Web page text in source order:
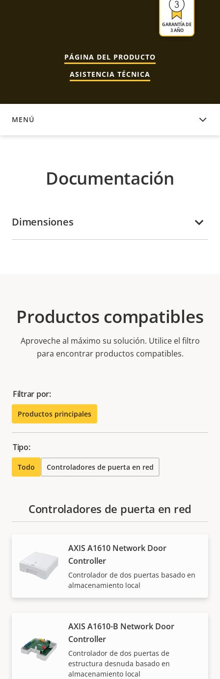
GARANTÍA DE
3 AÑO
PÁGINA DEL PRODUCTO
ASISTENCIA TÉCNICA
MENÚ
DOCUMENTACIÓN
Documentación
Dimensiones
Productos compatibles
Aproveche al máximo su solución. Utilice el filtro
para encontrar productos compatibles.
Filtrar por:
Productos principales
Tipo:
Todo Controladores de puerta en red
Controladores de puerta en red
AXIS A1610 Network Door
Controller
Controlador de dos puertas basado en
almacenamiento local
AXIS A1610-B Network Door
Controller
Controlador de dos puertas de
estructura desnuda basado en
almacenamiento local